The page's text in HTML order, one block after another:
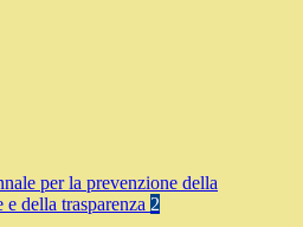
per la prevenzione della
e della trasparenza 2